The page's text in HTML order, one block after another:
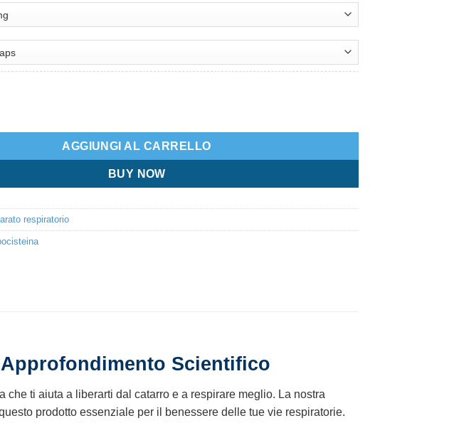
AGGIUNGI AL CARRELLO
BUY NOW
respiratorio
Scientifico
che ti aiuta a liberarti dal catarro e a respirare meglio. La nostra
prodotto essenziale per il benessere delle tue vie respiratorie.